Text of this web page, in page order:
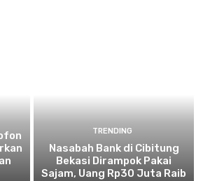
TRENDING
Nasabah Bank di Cibitung
Bekasi Dirampok Pakai
Sajam, Uang Rp30 Juta Raib